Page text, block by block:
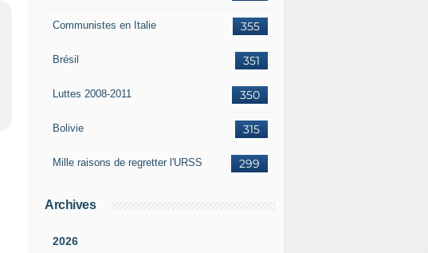
355
Communistes en Italie
351
Brésil
350
Luttes 2008-2011
315
Bolivie
299
Mille raisons de regretter l'URSS
Archives
2026